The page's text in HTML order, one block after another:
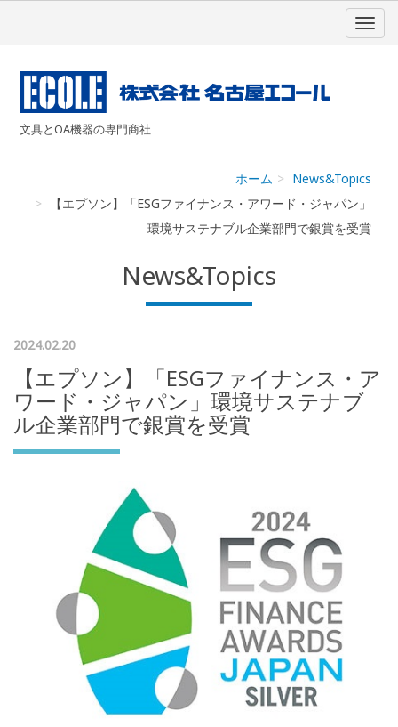
文具とOA機器の専門商社
ホーム
News&Topics
【エプソン】「ESGファイナンス・アワード・ジャパン」
環境サステナブル企業部門で銀賞を受賞
News&Topics
2024.02.20
【エプソン】「ESGファイナンス・ア
ワード・ジャパン」環境サステナブ
ル企業部門で銀賞を受賞